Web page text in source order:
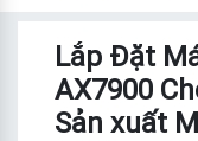
Lắp Đặt
AX7900
Sản xuất